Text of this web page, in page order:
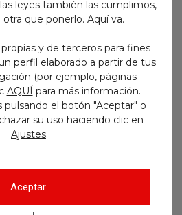
que hayáis
similares, sea de una
preparador o de quien
que os hayan
para poder robar
no es suyo, contactad
que habrá
quienes hayan
de ofertas y nos
leyes también las cumplimos,
que ponerlo. Aquí va.
y de terceros para fines
perfil elaborado a partir de tus
(por ejemplo, páginas
AQUÍ para más información.
pulsando el botón "Aceptar" o
su uso haciendo clic en
Ajustes.
Aceptar